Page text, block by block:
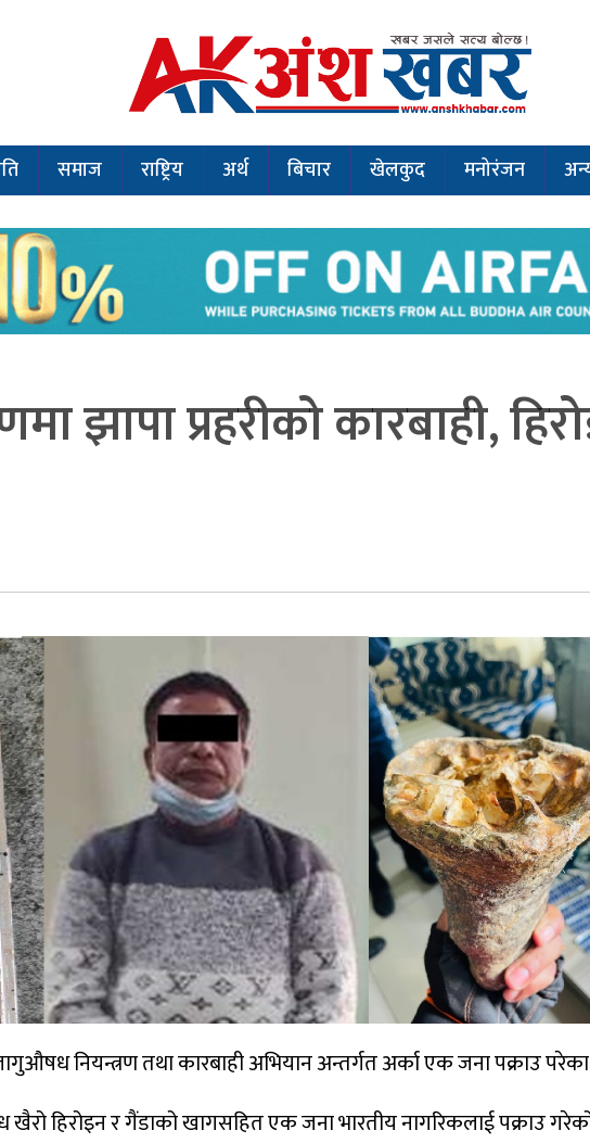
समाज राष्ट्रिय अर्थ बिचार खेलकुद मनोरंजन
झापा प्रहरीको कारबाही,
नियन्त्रण तथा कारबाही अभियान अन्तर्गत अर्का एक जना पक्राउ
खैरो हिरोइन र गैंडाको खागसहित एक जना भारतीय नागरिकलाई पक्राउ